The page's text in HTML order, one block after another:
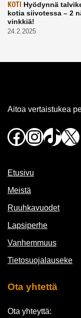
KOTI Hyödynnä
kotia siivotessa – 2
vinkkiä!
24.2.2025
Aitoa vertaistukea
Facebook
Instagram
TikTok
X
Etusivu
Meistä
Ruuhkavuodet
Lapsiperhe
Vanhemmuus
Tietosuojalauseke
Ota yhtettä
Ota yhteyttä: